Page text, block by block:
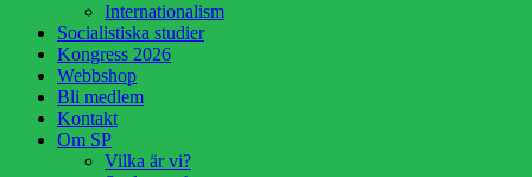
Internationalism
Socialistiska studier
Kongress 2026
Webbshop
Bli medlem
Kontakt
Om SP
Vilka är vi?